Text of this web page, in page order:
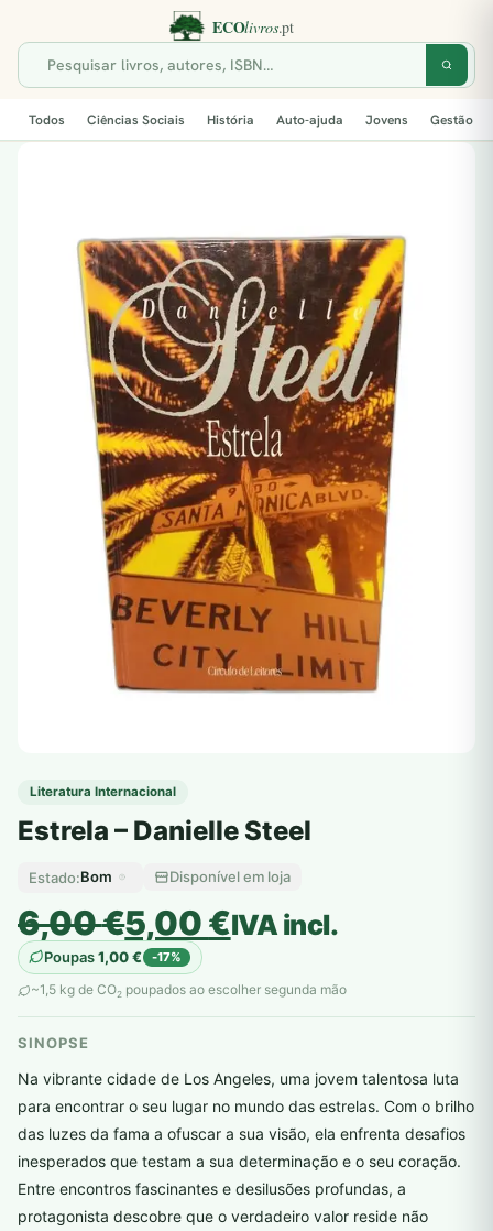
Todos Ciências Sociais História Auto-ajuda Jovens Gestão
Literatura Internacional
Estrela – Danielle Steel
Estado:Bom Disponível em loja
6,00€
O
preço
original
era:
6,00 €.
5,00€
O
preço
atual
é:
5,00 €.
IVA incl.
Poupas1,00€ -17%
~1,5 kg de CO2 poupados ao escolher segunda mão
SINOPSE
Na vibrante cidade de Los Angeles, uma jovem talentosa luta
para encontrar o seu lugar no mundo das estrelas. Com o brilho
das luzes da fama a ofuscar a sua visão, ela enfrenta desafios
inesperados que testam a sua determinação e o seu coração.
Entre encontros fascinantes e desilusões profundas, a
protagonista descobre que o verdadeiro valor reside não